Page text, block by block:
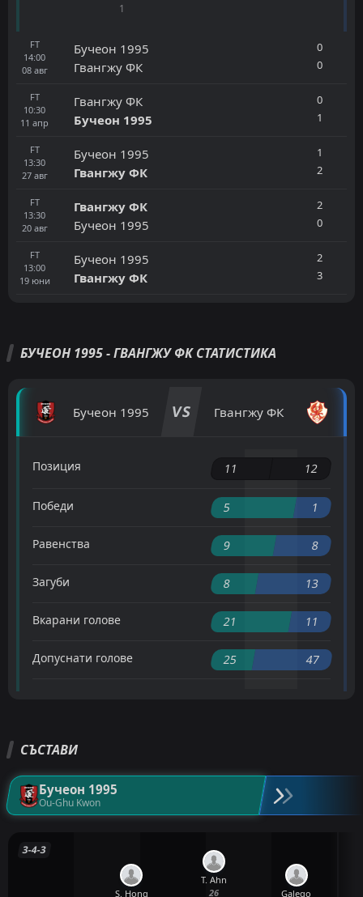
1
FT
14:00
08 авг
Бучеон 1995
Гвангжу ФК
0
0
FT
10:30
11 апр
Гвангжу ФК
Бучеон 1995
0
1
FT
13:30
27 авг
Бучеон 1995
Гвангжу ФК
1
2
FT
13:30
20 авг
Гвангжу ФК
Бучеон 1995
2
0
FT
13:00
19 юни
Бучеон 1995
Гвангжу ФК
2
3
БУЧЕОН 1995 - ГВАНГЖУ ФК СТАТИСТИКА
Бучеон 1995 VS Гвангжу ФК
Позиция 11 12
Победи 5 1
Равенства 9 8
Загуби 8 13
Вкарани голове 21 11
Допуснати голове 25 47
СЪСТАВИ
Бучеон 1995
Ou-Ghu Kwon
3-4-3
S. Hong
T. Ahn
26
Galego